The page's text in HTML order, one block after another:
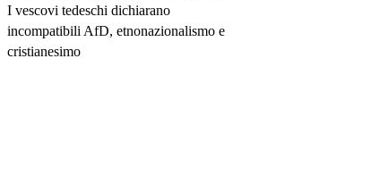
I vescovi tedeschi dichiarano
incompatibili AfD, etnonazionalismo e
cristianesimo